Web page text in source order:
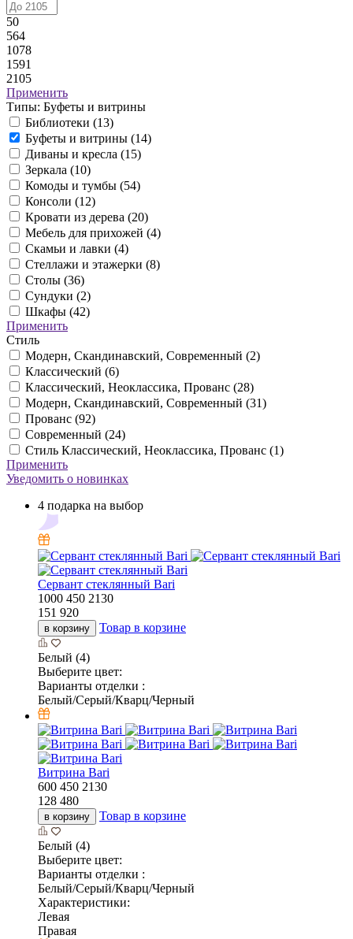
50
564
1078
1591
2105
Применить
Типы: Буфеты и витрины
Библиотеки (13)
Буфеты и витрины (14)
Диваны и кресла (15)
Зеркала (10)
Комоды и тумбы (54)
Консоли (12)
Кровати из дерева (20)
Мебель для прихожей (4)
Скамьи и лавки (4)
Стеллажи и этажерки (8)
Столы (36)
Сундуки (2)
Шкафы (42)
Применить
Стиль
Модерн, Скандинавский, Современный (2)
Классический (6)
Классический, Неоклассика, Прованс (28)
Модерн, Скандинавский, Современный (31)
Прованс (92)
Современный (24)
Стиль Классический, Неоклассика, Прованс (1)
Применить
Уведомить о новинках
4 подарка на выбор
Cервант стеклянный Bari
1000 450 2130
151 920
в корзину Товар в корзине
Белый (4)
Выберите цвет:
Варианты отделки :
Белый/Серый/Кварц/Черный
Витрина Bari
600 450 2130
128 480
в корзину Товар в корзине
Белый (4)
Выберите цвет:
Варианты отделки :
Белый/Серый/Кварц/Черный
Характеристики:
Левая
Правая